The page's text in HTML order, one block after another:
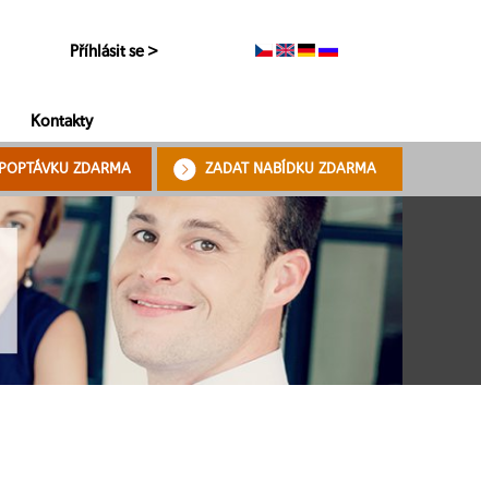
Příhlásit se >
Kontakty
ZDARMA ZADAT NABÍDKU ZDARMA